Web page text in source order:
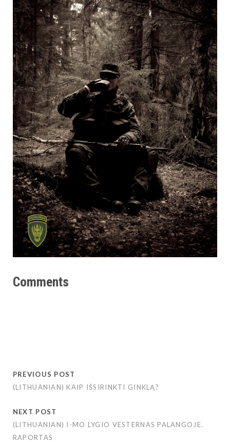
Comments
PREVIOUS POST
(LITHUANIAN) KAIP IŠSIRINKTI GINKLĄ?
NEXT POST
(LITHUANIAN) I-MO LYGIO VESTERNAS PALANGOJE.
RAPORTAS